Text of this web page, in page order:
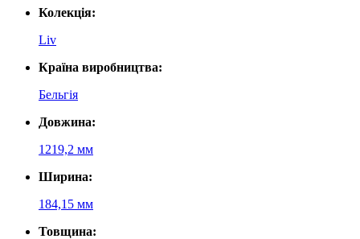
Колекція:
Liv
Країна виробництва:
Бельгія
Довжина:
1219,2 мм
Ширина:
184,15 мм
Товщина: